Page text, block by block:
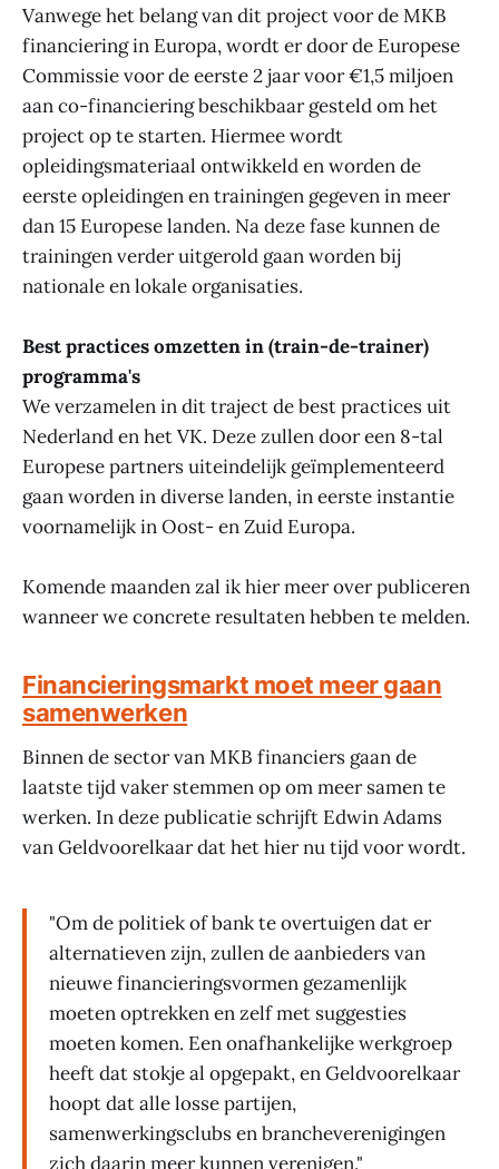
Vanwege het belang van dit project voor de MKB
financiering in Europa, wordt er door de Europese
Commissie voor de eerste 2 jaar voor €1,5 miljoen
aan co-financiering beschikbaar gesteld om het
project op te starten. Hiermee wordt
opleidingsmateriaal ontwikkeld en worden de
eerste opleidingen en trainingen gegeven in meer
dan 15 Europese landen. Na deze fase kunnen de
trainingen verder uitgerold gaan worden bij
nationale en lokale organisaties.
Best practices omzetten in (train-de-trainer)
programma's
We verzamelen in dit traject de best practices uit
Nederland en het VK. Deze zullen door een 8-tal
Europese partners uiteindelijk geïmplementeerd
gaan worden in diverse landen, in eerste instantie
voornamelijk in Oost- en Zuid Europa.
Komende maanden zal ik hier meer over publiceren
wanneer we concrete resultaten hebben te melden.
Financieringsmarkt moet meer gaan
samenwerken
Binnen de sector van MKB financiers gaan de
laatste tijd vaker stemmen op om meer samen te
werken. In deze publicatie schrijft Edwin Adams
van Geldvoorelkaar dat het hier nu tijd voor wordt.
"Om de politiek of bank te overtuigen dat er
alternatieven zijn, zullen de aanbieders van
nieuwe financieringsvormen gezamenlijk
moeten optrekken en zelf met suggesties
moeten komen. Een onafhankelijke werkgroep
heeft dat stokje al opgepakt, en Geldvoorelkaar
hoopt dat alle losse partijen,
samenwerkingsclubs en brancheverenigingen
zich daarin meer kunnen verenigen."